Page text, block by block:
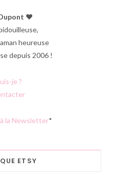
♥︎
heureuse
depuis 2006 !
je ?
la Newsletter*
ETSY